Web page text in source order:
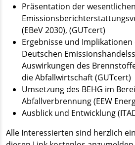
Präsentation der
(EBeV 2030), (GUTcert)
Ergebnisse und
Deutschen
Auswirkungen des
die Abfallwirtschaft (GUTcert)
Umsetzung des BEHG im
Abfallverbrennung (EEW
Ausblick und Entwicklung
Alle Interessierten sind herzlich